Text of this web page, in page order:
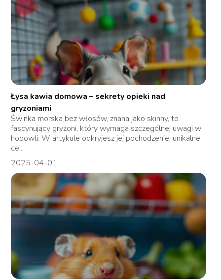
Łysa kawia domowa – sekrety opieki nad
gryzoniami
Świnka morska bez włosów, znana jako skinny, to
fascynujący gryzoni, który wymaga szczególnej uwagi w
hodowli. W artykule odkryjesz jej pochodzenie, unikalne
ce...
2025-04-01